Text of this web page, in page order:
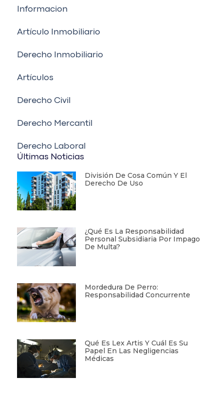
Informacion
Artículo Inmobiliario
Derecho Inmobiliario
Artículos
Derecho Civil
Derecho Mercantil
Derecho Laboral
Últimas Noticias
División De Cosa Común Y El
Derecho De Uso
¿Qué Es La Responsabilidad
Personal Subsidiaria Por Impago
De Multa?
Mordedura De Perro:
Responsabilidad Concurrente
Qué Es Lex Artis Y Cuál Es Su
Papel En Las Negligencias
Médicas